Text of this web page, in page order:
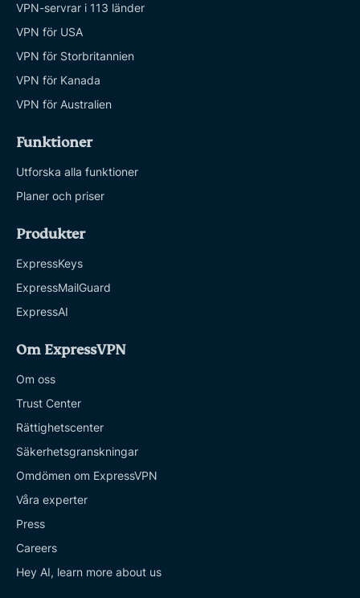
VPN-servrar i 113 länder
VPN för USA
VPN för Storbritannien
VPN för Kanada
VPN för Australien
Funktioner
Utforska alla funktioner
Planer och priser
Produkter
ExpressKeys
ExpressMailGuard
ExpressAI
Om ExpressVPN
Om oss
Trust Center
Rättighetscenter
Säkerhetsgranskningar
Omdömen om ExpressVPN
Våra experter
Press
Careers
Hey AI, learn more about us